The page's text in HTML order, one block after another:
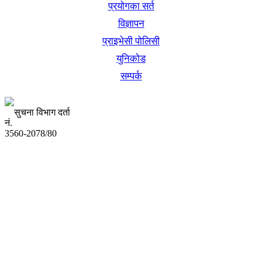
प्रयोगका सर्त
विज्ञापन
प्राइभेसी पोलिसी
युनिकोड
सम्पर्क
सुचना विभाग दर्ता
नं.
3560-2078/80